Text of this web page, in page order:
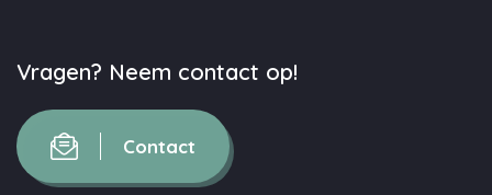
Vragen? Neem contact op!
Contact